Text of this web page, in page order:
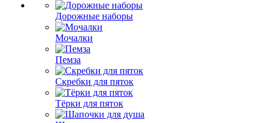
Дорожные наборы
Мочалки
Пемза
Скребки для пяток
Тёрки для пяток